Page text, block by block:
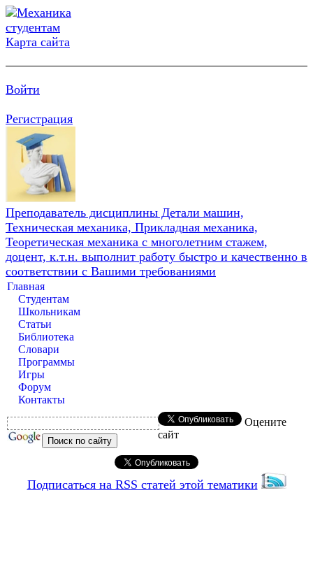
Карта сайта
Войти
Регистрация
Преподаватель дисциплины Детали машин,
Техническая механика, Прикладная механика,
Теоретическая механика с многолетним стажем,
доцент, к.т.н. выполнит работу быстро и качественно в
соответствии с Вашими требованиями
Главная
Студентам
Школьникам
Статьи
Библиотека
Словари
Программы
Игры
Форум
Контакты
Оцените
сайт
Подписаться на RSS статей этой тематики